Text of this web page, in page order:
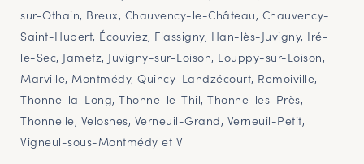
sur-Othain, Breux, Chauvency-le-Château, Chauvency-
Saint-Hubert, Écouviez, Flassigny, Han-lès-Juvigny, Iré-
le-Sec, Jametz, Juvigny-sur-Loison, Louppy-sur-Loison,
Marville, Montmédy, Quincy-Landzécourt, Remoiville,
Thonne-la-Long, Thonne-le-Thil, Thonne-les-Près,
Thonnelle, Velosnes, Verneuil-Grand, Verneuil-Petit,
Vigneul-sous-Montmédy et V